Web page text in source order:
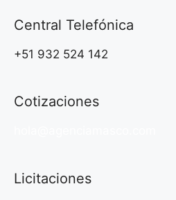
Central Telefónica
+51 932 524 142
Cotizaciones
Licitaciones